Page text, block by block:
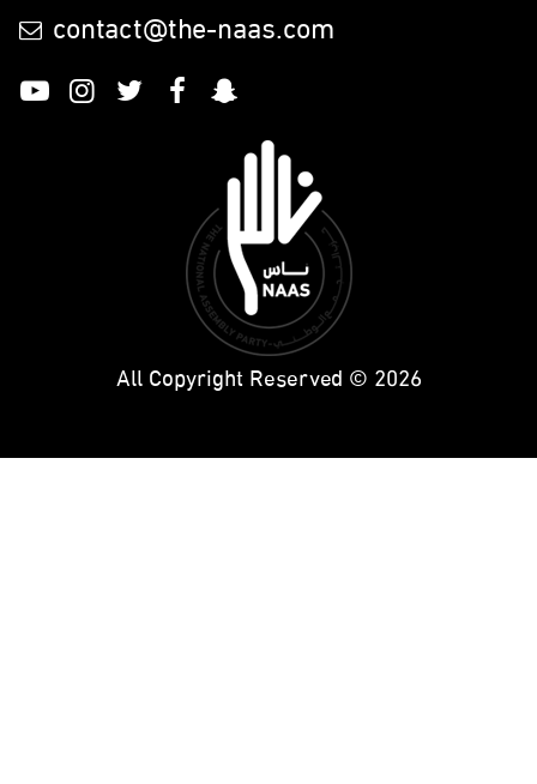
contact@the-naas.com
All Copyright Reserved © 2026